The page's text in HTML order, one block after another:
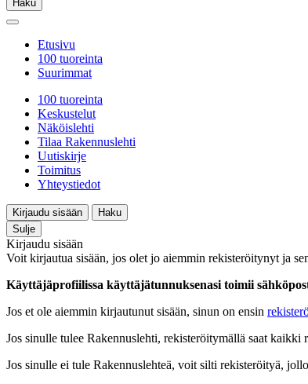
Haku
Etusivu
100 tuoreinta
Suurimmat
100 tuoreinta
Keskustelut
Näköislehti
Tilaa Rakennuslehti
Uutiskirje
Toimitus
Yhteystiedot
Kirjaudu sisään
Haku
Sulje
Kirjaudu sisään
Voit kirjautua sisään, jos olet jo aiemmin rekisteröitynyt ja
Käyttäjäprofiilissa käyttäjätunnuksenasi toimii
Jos et ole aiemmin kirjautunut sisään, sinun on ensin
Jos sinulle tulee Rakennuslehti, rekisteröitymällä saat kaikki
Jos sinulle ei tule Rakennuslehteä, voit silti rekisteröityä,